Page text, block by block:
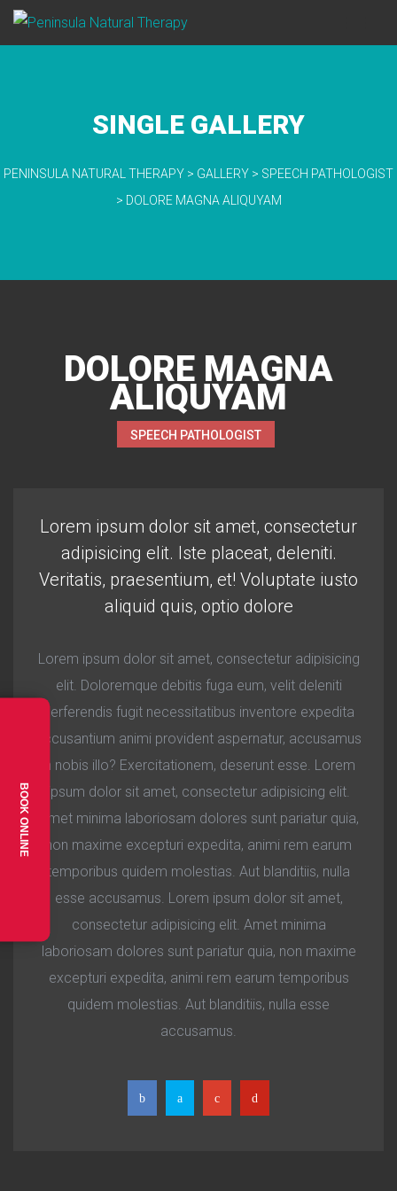
SINGLE GALLERY
PENINSULA NATURAL THERAPY > GALLERY > SPEECH PATHOLOGIST
> DOLORE MAGNA ALIQUYAM
DOLORE MAGNA
ALIQUYAM
SPEECH PATHOLOGIST
Lorem ipsum dolor sit amet, consectetur
adipisicing elit. Iste placeat, deleniti.
Veritatis, praesentium, et! Voluptate iusto
aliquid quis, optio dolore
Lorem ipsum dolor sit amet, consectetur adipisicing
elit. Doloremque debitis fuga eum, velit deleniti
perferendis fugit necessitatibus inventore expedita
accusantium animi provident aspernatur, accusamus
in nobis illo? Exercitationem, deserunt esse. Lorem
ipsum dolor sit amet, consectetur adipisicing elit.
Amet minima laboriosam dolores sunt pariatur quia,
non maxime excepturi expedita, animi rem earum
temporibus quidem molestias. Aut blanditiis, nulla
esse accusamus. Lorem ipsum dolor sit amet,
consectetur adipisicing elit. Amet minima
laboriosam dolores sunt pariatur quia, non maxime
excepturi expedita, animi rem earum temporibus
quidem molestias. Aut blanditiis, nulla esse
accusamus.
BOOK ONLINE